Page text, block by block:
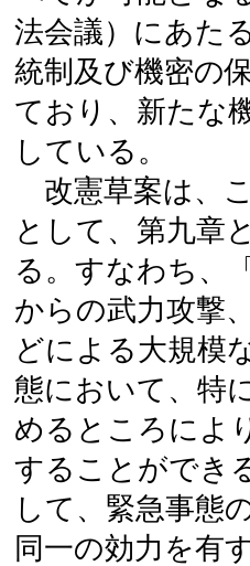
法会議）にあた
統制及び機密の
ており、新たな
している。
改憲草案は、
として、第九章
る。すなわち、
からの武力攻撃
どによる大規模
態において、特
めるところによ
することができ
して、緊急事態
同一の効力を有